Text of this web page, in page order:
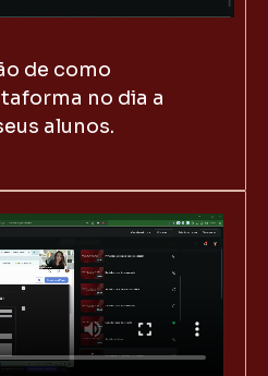
de como
no dia a
alunos.